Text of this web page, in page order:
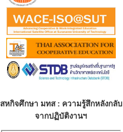
สหกิจศึกษา มทส : ความรู้สึกหลังกลับ
จากปฏิบัติงานฯ